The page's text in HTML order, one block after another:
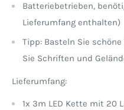
Batteriebetrieben,
Lieferumfang enthalten)
Tipp: Basteln Sie
Sie Schriften und
Lieferumfang:
1x 3m LED Kette mit 20